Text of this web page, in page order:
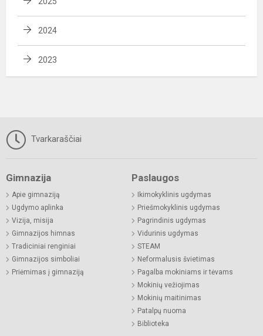
2024
2023
Tvarkaraščiai
Gimnazija
Apie gimnaziją
Ugdymo aplinka
Vizija, misija
Gimnazijos himnas
Tradiciniai renginiai
Gimnazijos simboliai
Priėmimas į gimnaziją
Paslaugos
Ikimokyklinis ugdymas
Priešmokyklinis ugdymas
Pagrindinis ugdymas
Vidurinis ugdymas
STEAM
Neformalusis švietimas
Pagalba mokiniams ir tėvams
Mokinių vežiojimas
Mokinių maitinimas
Patalpų nuoma
Biblioteka